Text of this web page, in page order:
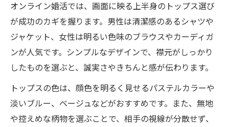
オンライン婚活では、画面に映る上半身のトップス選び
が成功のカギを握ります。男性は清潔感のあるシャツや
ジャケット、女性は明るい色味のブラウスやカーディガ
ンが人気です。シンプルなデザインで、襟元がしっかり
したものを選ぶと、誠実さやきちんと感が伝わります。
トップスの色は、顔色を明るく見せるパステルカラーや
淡いブルー、ベージュなどがおすすめです。また、無地
や控えめな柄物を選ぶことで、相手の視線が分散せず、